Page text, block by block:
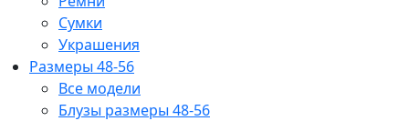
Сумки
Украшения
Размеры 48-56
Все модели
Блузы размеры 48-56